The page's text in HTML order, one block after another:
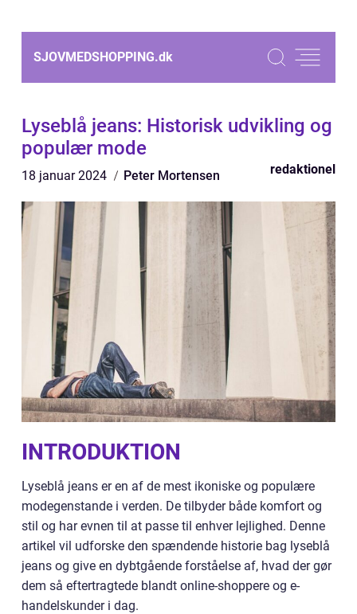
SJOVMEDSHOPPING.dk
Lyseblå jeans: Historisk udvikling og
populær mode
18 januar 2024 Peter Mortensen redaktionel
INTRODUKTION
Lyseblå jeans er en af de mest ikoniske og populære
modegenstande i verden. De tilbyder både komfort og
stil og har evnen til at passe til enhver lejlighed. Denne
artikel vil udforske den spændende historie bag lyseblå
jeans og give en dybtgående forståelse af, hvad der gør
dem så eftertragtede blandt online-shoppere og e-
handelskunder i dag.